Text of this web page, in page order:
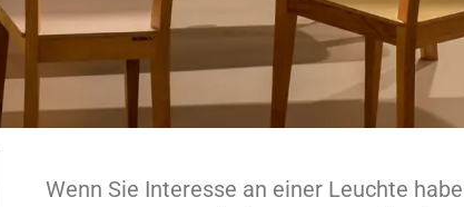
Wenn Sie Interesse an einer Leuchte